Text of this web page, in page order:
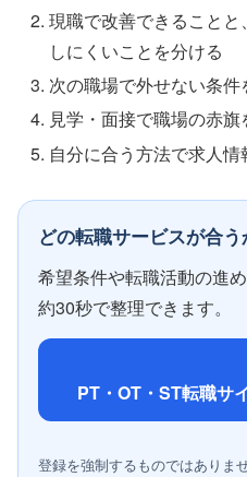
現職で改善できること
しにくいことを分ける
次の職場で外せない条件
見学・面接で職場の赤旗
自分に合う方法で求人情
どの転職サービスが合
希望条件や転職活動の進
約30秒で整理できます。
PT・OT・ST転職サ
登録を強制するものではありま